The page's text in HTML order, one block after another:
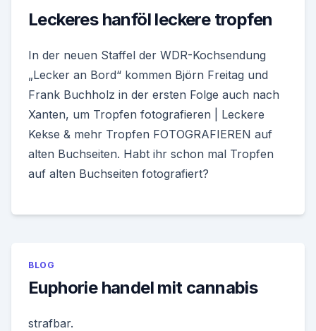
Leckeres hanföl leckere tropfen
In der neuen Staffel der WDR-Kochsendung
„Lecker an Bord“ kommen Björn Freitag und
Frank Buchholz in der ersten Folge auch nach
Xanten, um Tropfen fotografieren | Leckere
Kekse & mehr Tropfen FOTOGRAFIEREN auf
alten Buchseiten. Habt ihr schon mal Tropfen
auf alten Buchseiten fotografiert?
BLOG
Euphorie handel mit cannabis
strafbar.